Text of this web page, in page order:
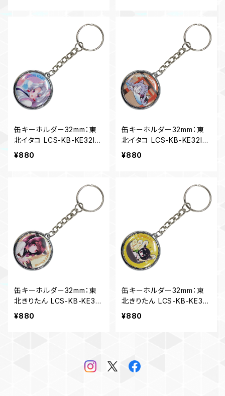
缶キーホルダー32mm：東
北イタコ LCS-KB-KE32IT
01
¥880
缶キーホルダー32mm：東
北イタコ LCS-KB-KE32IT
02
¥880
缶キーホルダー32mm：東
北きりたん LCS-KB-KE32
KT01
¥880
缶キーホルダー32mm：東
北きりたん LCS-KB-KE32
KT02
¥880